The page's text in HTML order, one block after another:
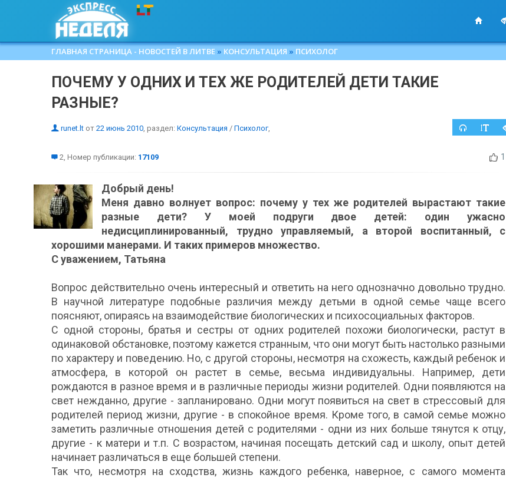
ГЛАВНАЯ СТРАНИЦА - НОВОСТЕЙ В ЛИТВЕ » КОНСУЛЬТАЦИЯ » ПСИХОЛОГ
ПОЧЕМУ У ОДНИХ И ТЕХ ЖЕ РОДИТЕЛЕЙ ДЕТИ ТАКИЕ
РАЗНЫЕ?
runet.lt от 22 июнь 2010, раздел: Консультация / Психолог,
2, Номер публикации: 17109 1
Добрый день!
Меня давно волнует вопрос: почему у тех же родителей вырастают такие
разные дети? У моей подруги двое детей: один ужасно
недисциплинированный, трудно управляемый, а второй воспитанный, с
хорошими манерами. И таких примеров множество.
С уважением, Татьяна
Вопрос действительно очень интересный и ответить на него однозначно довольно трудно.
В научной литературе подобные различия между детьми в одной семье чаще всего
поясняют, опираясь на взаимодействие биологических и психосоциальных факторов.
С одной стороны, братья и сестры от одних родителей похожи биологически, растут в
одинаковой обстановке, поэтому кажется странным, что они могут быть настолько разными
по характеру и поведению. Но, с другой стороны, несмотря на схожесть, каждый ребенок и
атмосфера, в которой он растет в семье, весьма индивидуальны. Например, дети
рождаются в разное время и в различные периоды жизни родителей. Одни появляются на
свет нежданно, другие - запланировано. Одни могут появиться на свет в стрессовый для
родителей период жизни, другие - в спокойное время. Кроме того, в самой семье можно
заметить различные отношения детей с родителями - одни из них больше тянутся к отцу,
другие - к матери и т.п. С возрастом, начиная посещать детский сад и школу, опыт детей
начинает различаться в еще большей степени.
Так что, несмотря на сходства, жизнь каждого ребенка, наверное, с самого момента